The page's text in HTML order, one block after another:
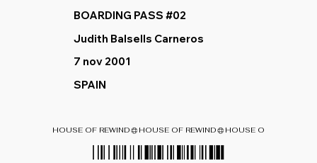
BOARDING PASS #02
Judith Balsells Carneros
7 nov 2001
SPAIN
HOUSE OF REWIND